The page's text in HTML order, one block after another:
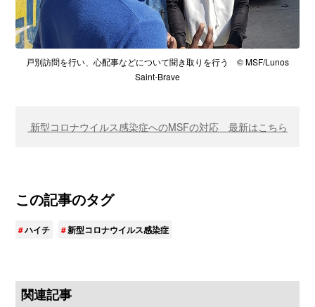
戸別訪問を行い、心配事などについて聞き取りを行う © MSF/Lunos
Saint-Brave
新型コロナウイルス感染症へのMSFの対応 最新はこちら
この記事のタグ
ハイチ 新型コロナウイルス感染症
関連記事